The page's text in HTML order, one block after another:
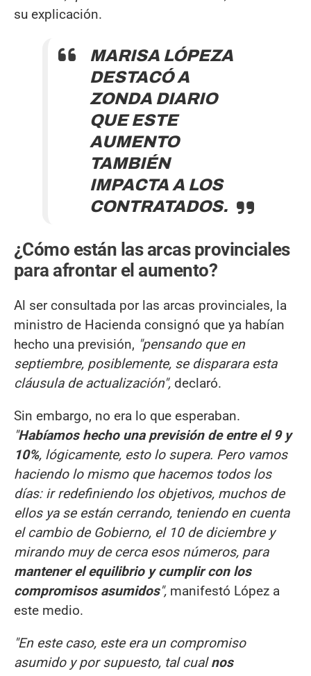
su explicación.
MARISA LÓPEZA
DESTACÓ A
ZONDA DIARIO
QUE ESTE
AUMENTO
TAMBIÉN
IMPACTA A LOS
CONTRATADOS.
¿Cómo están las arcas provinciales
para afrontar el aumento?
Al ser consultada por las arcas provinciales, la
ministro de Hacienda consignó que ya habían
hecho una previsión, "pensando que en
septiembre, posiblemente, se disparara esta
cláusula de actualización", declaró.
Sin embargo, no era lo que esperaban.
"Habíamos hecho una previsión de entre el 9 y
10%, lógicamente, esto lo supera. Pero vamos
haciendo lo mismo que hacemos todos los
días: ir redefiniendo los objetivos, muchos de
ellos ya se están cerrando, teniendo en cuenta
el cambio de Gobierno, el 10 de diciembre y
mirando muy de cerca esos números, para
mantener el equilibrio y cumplir con los
compromisos asumidos", manifestó López a
este medio.
"En este caso, este era un compromiso
asumido y por supuesto, tal cualnos